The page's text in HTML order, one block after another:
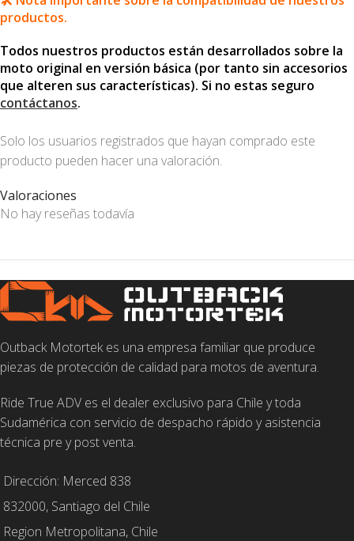
productos.
Todos nuestros productos están desarrollados sobre la
moto original en versión básica (por tanto sin accesorios
que alteren sus características). Si no estas seguro
contáctanos.
Valoraciones
No hay reseñas todavía
Solo los usuarios registrados que hayan comprado este
producto pueden hacer una valoración.
Outback Motortek es una empresa familiar que produce
piezas de protección de calidad para motos de aventura.
Ride True ADV es el dealer exclusivo para Chile y toda
Sudamérica con servicio de despacho rápido y asistencia
técnica pre y post venta.
Dirección: Merced 838
832000, Santiago del Chile
Region Metropolitana, Chile